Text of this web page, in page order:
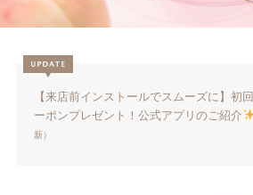
【来店前インストールでスムーズに】初
ーポンプレゼント！公式アプリのご紹介
新）